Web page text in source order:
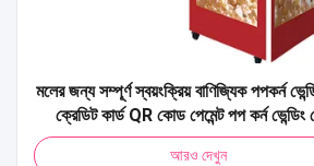
মলের জন্য সম্পূর্ণ স্বয়ংক্রিয় বাণিজ্যিক পপকর্ন
ক্রেডিট কার্ড QR কোড পেমেন্ট পপ কর্ন ভেন্ডিং
আরও দেখুন